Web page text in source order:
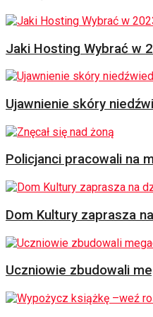
Jaki Hosting Wybrać w
Ujawnienie skóry
Policjanci pracowali na
Dom Kultury zaprasza
Uczniowie zbudowali